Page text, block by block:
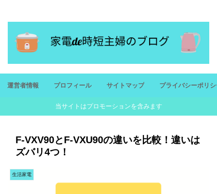
運営者情報 プロフィール サイトマップ プライバシーポリシ
当サイトはプロモーションを含みます
F-VXV90とF-VXU90の違いを比較！違いは
ズバリ4つ！
生活家電